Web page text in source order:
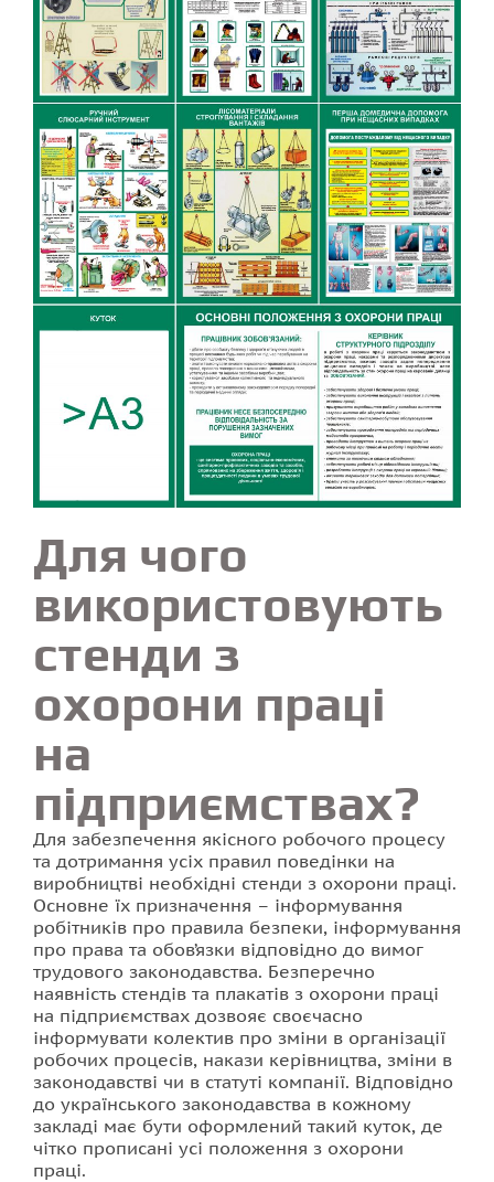
Для чого
використовують
стенди з
охорони праці
на
підприємствах?
Для забезпечення якісного робочого процесу
та дотримання усіх правил поведінки на
виробництві необхідні стенди з охорони праці.
Основне їх призначення – інформування
робітників про правила безпеки, інформування
про права та обов’язки відповідно до вимог
трудового законодавства. Безперечно
наявність стендів та плакатів з охорони праці
на підприємствах дозвояє своєчасно
інформувати колектив про зміни в організації
робочих процесів, накази керівництва, зміни в
законодавстві чи в статуті компанії. Відповідно
до українського законодавства в кожному
закладі має бути оформлений такий куток, де
чітко прописані усі положення з охорони
праці.